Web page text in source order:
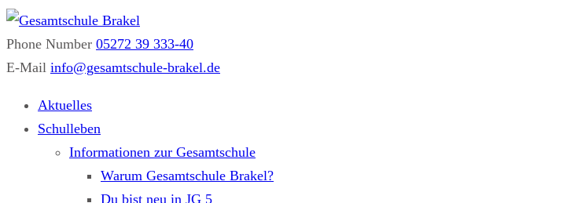
Phone Number 05272 39 333-40
E-Mail info@gesamtschule-brakel.de
Aktuelles
Schulleben
Informationen zur Gesamtschule
Warum Gesamtschule Brakel?
Du bist neu in JG 5